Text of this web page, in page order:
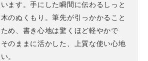
ます。手にした瞬間に伝わるしっと
のぬくもり。筆先が引っかかること
め、書き心地は驚くほど軽やかで
のままに活かした、上質な使い心地
。